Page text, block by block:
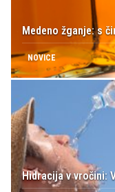
Medeno žganje: s
NOVICE
Hidracija v vročini: